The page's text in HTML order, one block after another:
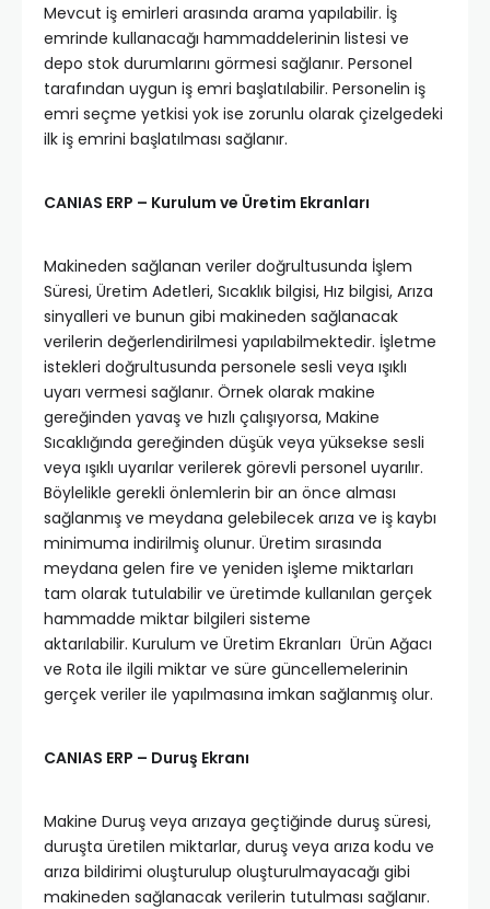
Mevcut iş emirleri arasında arama yapılabilir. İş
emrinde kullanacağı hammaddelerinin listesi ve
depo stok durumlarını görmesi sağlanır. Personel
tarafından uygun iş emri başlatılabilir. Personelin iş
emri seçme yetkisi yok ise zorunlu olarak çizelgedeki
ilk iş emrini başlatılması sağlanır.
CANIAS ERP – Kurulum ve Üretim Ekranları
Makineden sağlanan veriler doğrultusunda İşlem
Süresi, Üretim Adetleri, Sıcaklık bilgisi, Hız bilgisi, Arıza
sinyalleri ve bunun gibi makineden sağlanacak
verilerin değerlendirilmesi yapılabilmektedir. İşletme
istekleri doğrultusunda personele sesli veya ışıklı
uyarı vermesi sağlanır. Örnek olarak makine
gereğinden yavaş ve hızlı çalışıyorsa, Makine
Sıcaklığında gereğinden düşük veya yüksekse sesli
veya ışıklı uyarılar verilerek görevli personel uyarılır.
Böylelikle gerekli önlemlerin bir an önce alması
sağlanmış ve meydana gelebilecek arıza ve iş kaybı
minimuma indirilmiş olunur. Üretim sırasında
meydana gelen fire ve yeniden işleme miktarları
tam olarak tutulabilir ve üretimde kullanılan gerçek
hammadde miktar bilgileri sisteme
aktarılabilir. Kurulum ve Üretim Ekranları Ürün Ağacı
ve Rota ile ilgili miktar ve süre güncellemelerinin
gerçek veriler ile yapılmasına imkan sağlanmış olur.
CANIAS ERP – Duruş Ekranı
Makine Duruş veya arızaya geçtiğinde duruş süresi,
duruşta üretilen miktarlar, duruş veya arıza kodu ve
arıza bildirimi oluşturulup oluşturulmayacağı gibi
makineden sağlanacak verilerin tutulması sağlanır.